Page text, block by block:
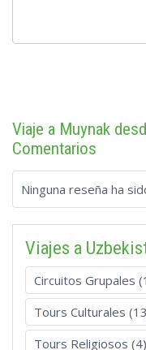
Viaje a Muynak
Comentarios
Ninguna reseña ha
Viajes a
Circuitos Grupales
Tours Culturales
Tours Religiosos (4)